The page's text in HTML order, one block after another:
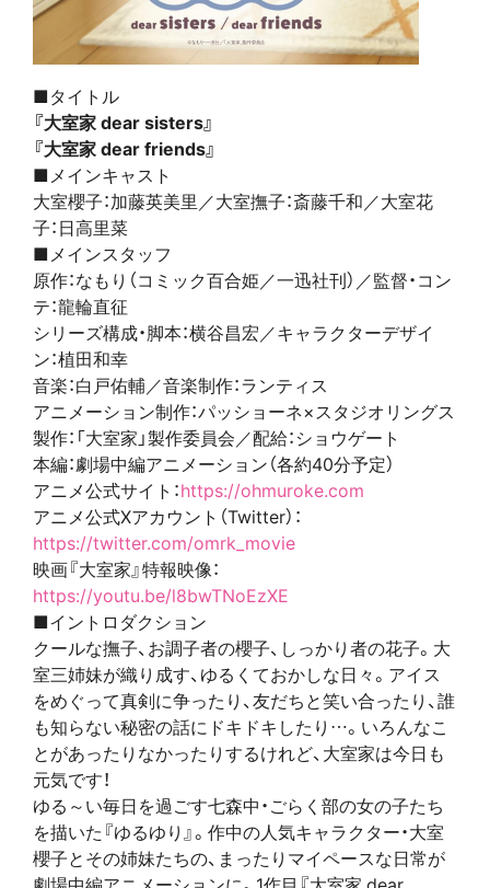
■タイトル
『大室家 dear sisters』
『大室家 dear friends』
■メインキャスト
大室櫻子：加藤英美里／大室撫子：斎藤千和／大室花
子：日高里菜
■メインスタッフ
原作：なもり（コミック百合姫／一迅社刊）／監督・コン
テ：龍輪直征
シリーズ構成・脚本：横谷昌宏／キャラクターデザイ
ン：植田和幸
音楽：白戸佑輔／音楽制作：ランティス
アニメーション制作：パッショーネ×スタジオリングス
製作：「大室家」製作委員会／配給：ショウゲート
本編：劇場中編アニメーション（各約40分予定）
アニメ公式サイト：https://ohmuroke.com
アニメ公式Xアカウント（Twitter）：
https://twitter.com/omrk_movie
映画『大室家』特報映像：
https://youtu.be/l8bwTNoEzXE
■イントロダクション
クールな撫子、お調子者の櫻子、しっかり者の花子。大
室三姉妹が織り成す、ゆるくておかしな日々。アイス
をめぐって真剣に争ったり、友だちと笑い合ったり、誰
も知らない秘密の話にドキドキしたり…。いろんなこ
とがあったりなかったりするけれど、大室家は今日も
元気です！
ゆる～い毎日を過ごす七森中・ごらく部の女の子たち
を描いた『ゆるゆり』。作中の人気キャラクター・大室
櫻子とその姉妹たちの、まったりマイペースな日常が